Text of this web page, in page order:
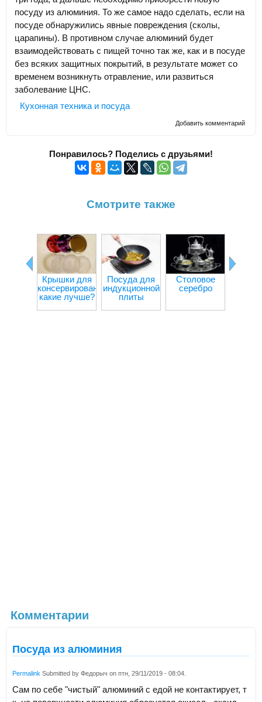
посуду из алюминия. То же самое надо сделать, если на
посуде обнаружились явные повреждения (сколы,
царапины). В противном случае алюминий будет
взаимодействовать с пищей точно так же, как и в посуде
без всяких защитных покрытий, в результате может со
временем возникнуть отравление, или развиться
заболевание ЦНС.
Кухонная техника и посуда
Добавить комментарий
Понравилось? Поделись с друзьями!
Смотрите также
Крышки для
консервирования:
какие лучше?
Посуда для
индукционной
плиты
Столовое
серебро
Комментарии
Посуда из алюминия
Permalink Submitted by Федорыч on птн, 29/11/2019 - 08:04
Сам по себе "чистый" алюминий с едой не контактирует, т